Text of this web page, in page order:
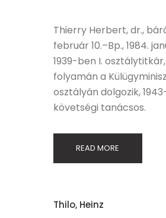
Thierry Herbert, dr.,
február 10.–Bp., 1984.
1939-ben I. osztálytitkár,
folyamán a
osztályán dolgozik,
követségi tanácsos.
READ MORE
Thilo, Heinz